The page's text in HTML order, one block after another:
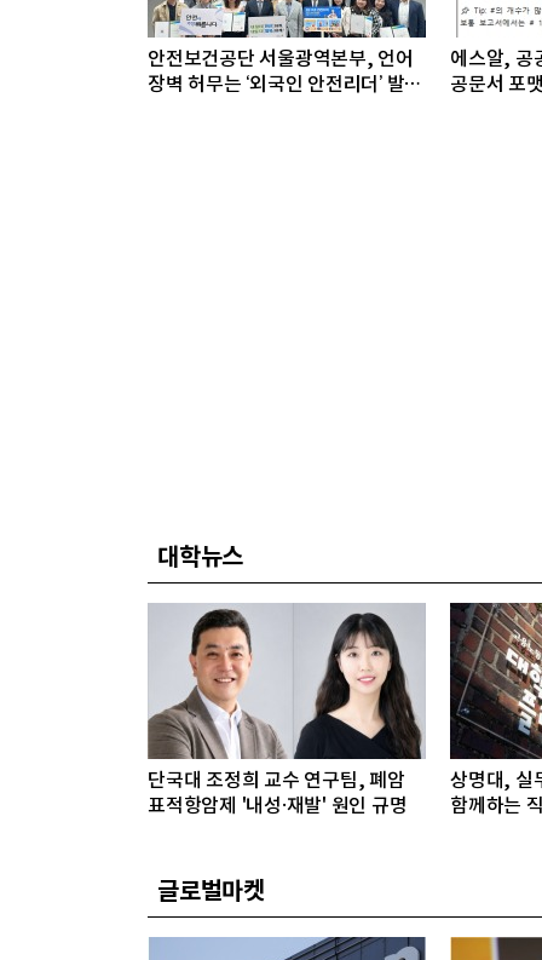
안전보건공단 서울광역본부, 언어
장벽 허무는 ‘외국인 안전리더’ 발대
에스알, 공
공문서 포
대학뉴스
단국대 조정희 교수 연구팀, 폐암
표적항암제 '내성·재발' 원인 규명
상명대, 실
함께하는
글로벌마켓